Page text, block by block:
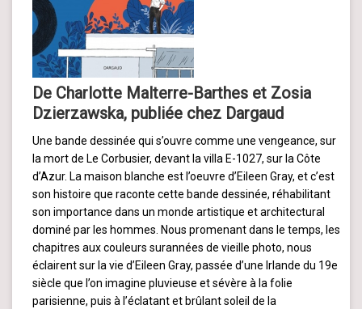
De Charlotte Malterre-Barthes et Zosia
Dzierzawska, publiée chez Dargaud
Une bande dessinée qui s’ouvre comme une vengeance, sur
la mort de Le Corbusier, devant la villa E-1027, sur la Côte
d’Azur. La maison blanche est l’oeuvre d’Eileen Gray, et c’est
son histoire que raconte cette bande dessinée, réhabilitant
son importance dans un monde artistique et architectural
dominé par les hommes. Nous promenant dans le temps, les
chapitres aux couleurs surannées de vieille photo, nous
éclairent sur la vie d’Eileen Gray, passée d’une Irlande du 19e
siècle que l’on imagine pluvieuse et sévère à la folie
parisienne, puis à l’éclatant et brûlant soleil de la